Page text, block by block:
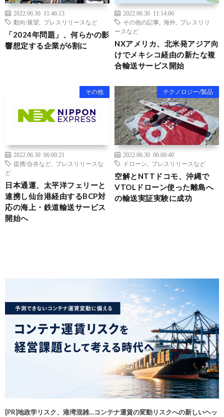
2022.06.30 11:46:13
動向/展望
プレスリリースなど
「2024年問題」、何らかの影
響想定する企業が6割に
2022.06.30 11:14:06
その他の記事
海外
プレスリリ
ースなど
NXアメリカ、北米発アジア向
けでメキシコ経由の新たな複
合輸送サービス開始
その他
2022.06.30 06:00:21
提携/合弁など
プレスリリースな
ど
日本通運、太平洋フェリーと
連携し仙台港経由するBCP対
応の海上・鉄道輸送サービス
開始へ
テクノロジー/製品
2022.06.30 06:00:40
ドローン
プレスリリースなど
空解とNTTドコモ、沖縄で
VTOLドローン使った離島へ
の輸送実証実験に成功
[PR]地政学リスク、港湾混雑…コンテナ運賃の変動リスクへの新しいヘッ